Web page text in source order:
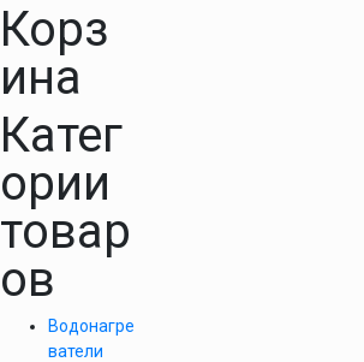
Корз
ина
Катег
ории
товар
ов
Водонагре
ватели